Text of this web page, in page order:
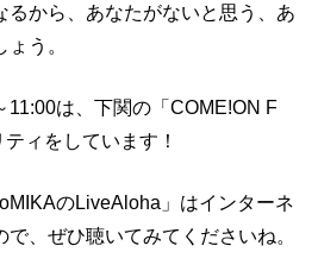
るから、あなたがないと思う、あ
う。
11:00は、下関の「COME!ON F
ィをしています！
のLiveAloha」はインターネ
、ぜひ聴いてみてくださいね。